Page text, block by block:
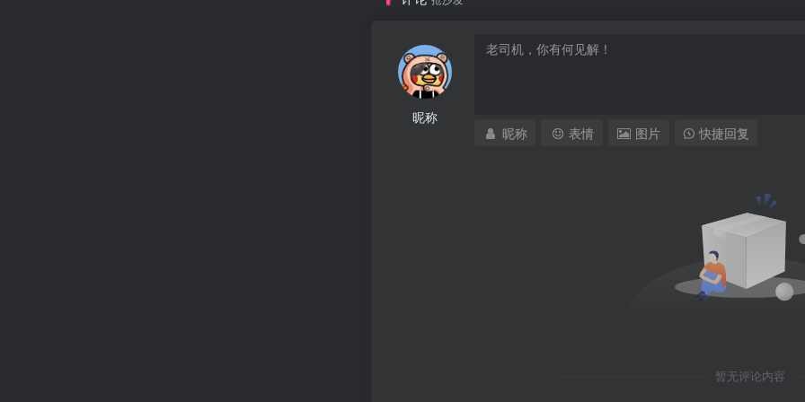
昵称
昵称
表情 图片 快捷回复
暂无评论内容